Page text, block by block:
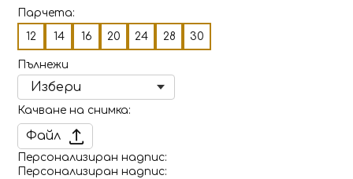
Парчета:
12
14 16 20 24 28 30
Пълнежи
Качване на снимка
Файл
Персонализиран надпис
Персонализиран надпис